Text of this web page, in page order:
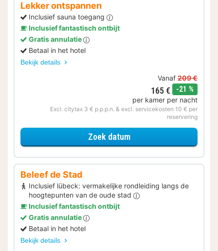
Lekker ontspannen
Inclusief sauna toegang
Inclusief fantastisch ontbijt
Gratis annulatie
Betaal in het hotel
Bekijk details
Vanaf 209 €
165 € -21 %
per kamer per nacht
Excl. citytax 3 € p.p.p.n. & excl. servicekosten 10 € per
reservering
Zoek datumvoor Lekker ontspannen
Beleef de Stad
Inclusief lübeck: vermakelijke rondleiding langs de
hoogtepunten van de oude stad
Inclusief fantastisch ontbijt
Gratis annulatie
Betaal in het hotel
Bekijk details